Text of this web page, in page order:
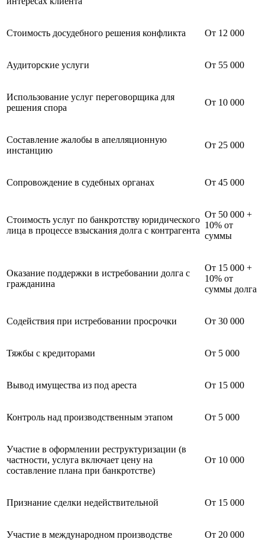
Стоимость досудебного решения конфликта От 12 000
Аудиторские услуги От 55 000
Использование услуг переговорщика для
решения спора
От 10 000
Составление жалобы в апелляционную
инстанцию
От 25 000
Сопровождение в судебных органах От 45 000
Стоимость услуг по банкротству юридического
лица в процессе взыскания долга с контрагента
От 50 000 +
10% от
суммы
Оказание поддержки в истребовании долга с
гражданина
От 15 000 +
10% от
суммы долга
Содействия при истребовании просрочки От 30 000
Тяжбы с кредиторами От 5 000
Вывод имущества из под ареста От 15 000
Контроль над производственным этапом От 5 000
Участие в оформлении реструктуризации (в
частности, услуга включает цену на
составление плана при банкротстве)
От 10 000
Признание сделки недействительной От 15 000
Участие в международном производстве От 20 000